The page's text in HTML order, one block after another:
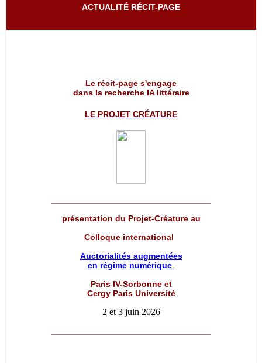
ACTUALITÉ RÉCIT-PAGE
Le récit-page s'engage
dans la recherche IA littéraire
LE PROJET CRÉATURE
présentation du Projet-Créature au
Colloque international
Auctorialités augmentées
en régime numérique
Paris IV-Sorbonne et
Cergy Paris Université
2 et 3 juin 2026